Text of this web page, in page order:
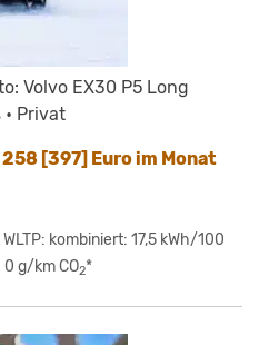
Volvo EX30 P5 Long
Privat
[397] Euro im Monat
kombiniert: 17,5 kWh/100
0 g/km CO2*